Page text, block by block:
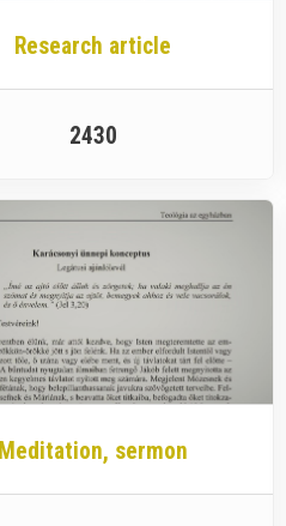
Research article
2430
Meditation, sermon